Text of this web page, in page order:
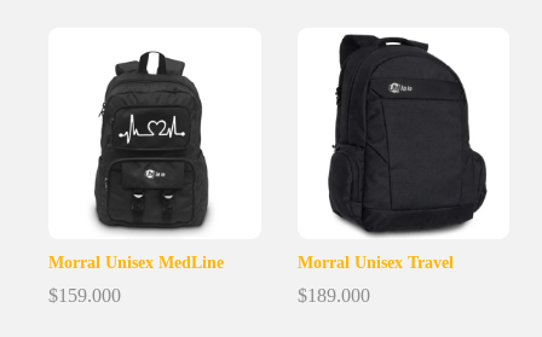
$48.000
Morral Unisex MedLine
$159.000
Morral Unisex Travel
$189.000